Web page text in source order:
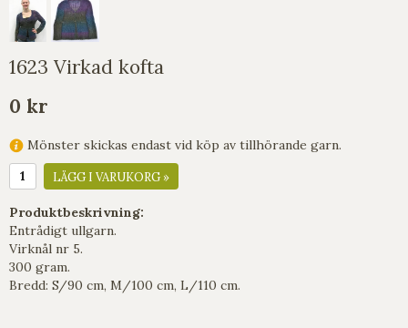
1623 Virkad kofta
0 kr
Mönster skickas endast vid köp av tillhörande garn.
LÄGG I VARUKORG »
Produktbeskrivning:
Entrådigt ullgarn.
Virknål nr 5.
300 gram.
Bredd: S/90 cm, M/100 cm, L/110 cm.